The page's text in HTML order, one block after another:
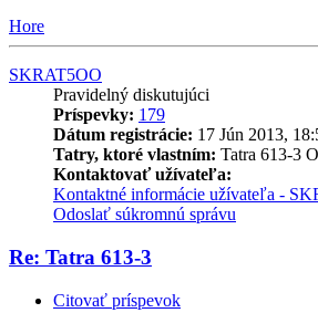
Hore
SKRAT5OO
Pravidelný diskutujúci
Príspevky: 179
Dátum registrácie: 17 Jún 2013,
Tatry, ktoré vlastním: Tatra 613-3
Kontaktovať užívateľa:
Kontaktné informácie užívateľa -
Odoslať súkromnú správu
Re: Tatra 613-3
Citovať príspevok